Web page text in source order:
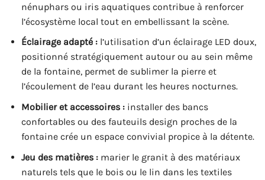
nénuphars ou iris aquatiques contribue à renforcer
l’écosystème local tout en embellissant la scène.
Éclairage adapté :l’utilisation d’un éclairage LED doux,
positionné stratégiquement autour ou au sein même
de la fontaine, permet de sublimer la pierre et
l’écoulement de l’eau durant les heures nocturnes.
Mobilier et accessoires :installer des bancs
confortables ou des fauteuils design proches de la
fontaine crée un espace convivial propice à la détente.
Jeu des matières :marier le granit à des matériaux
naturels tels que le bois ou le lin dans les textiles